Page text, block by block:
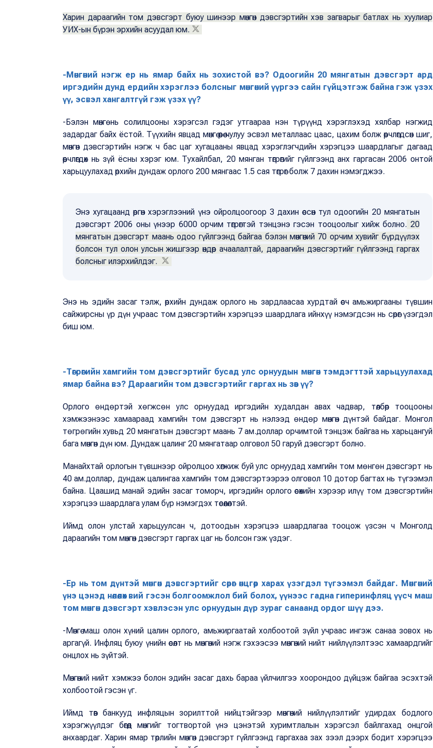
Харин дараагийн том дэвсгэрт буюу шинээр мөнгөн дэвсгэртийн хэв загварыг батлах нь хуулиар
УИХ-ын бүрэн эрхийн асуудал юм.
-Мөнгөний нэгж ер нь ямар байх нь зохистой вэ? Одоогийн 20 мянгатын дэвсгэрт ард
иргэдийн дунд ердийн хэрэглээ болсныг мөнгөний үүргээ сайн гүйцэтгэж байна гэж үзэх
үү, эсвэл хангалтгүй гэж үзэх үү?
-Бэлэн мөнгө нь солилцооны хэрэгсэл гэдэг утгаараа нэн түрүүнд хэрэглэхэд хялбар нэгжид
задардаг байх ёстой. Түүхийн явцад мөнгө өөрөө чулуу эсвэл металлаас цаас, цахим болж өөрчлөгдсөн шиг,
мөнгөн дэвсгэртийн нэгж ч бас цаг хугацааны явцад хэрэглэгчдийн хэрэгцээ шаардлагыг дагаад
өөрчлөгдөх нь зүй ёсны хэрэг юм. Тухайлбал, 20 мянган төгрөгийг гүйлгээнд анх гаргасан 2006 онтой
харьцуулахад өрхийн дундаж орлого 200 мянгаас 1.5 сая төгрөг болж 7 дахин нэмэгджээ.
Энэ хугацаанд өргөн хэрэглээний үнэ ойролцоогоор 3 дахин өссөн тул одоогийн 20 мянгатын
дэвсгэрт 2006 оны үнээр 6000 орчим төгрөгтэй тэнцэнэ гэсэн тооцоолыг хийж болно. 20
мянгатын дэвсгэрт маань одоо гүйлгээнд байгаа бэлэн мөнгөний 70 орчим хувийг бүрдүүлэх
болсон тул олон улсын жишгээр өндөр ачаалалтай, дараагийн дэвсгэртийг гүйлгээнд гаргах
болсныг илэрхийлдэг.
Энэ нь эдийн засаг тэлж, өрхийн дундаж орлого нь зардлаасаа хурдтай өсч амьжиргааны түвшин
сайжирсны үр дүн учраас том дэвсгэртийн хэрэгцээ шаардлага ийнхүү нэмэгдсэн нь сөрөг үзэгдэл
биш юм.
-Төгрөгийн хамгийн том дэвсгэртийг бусад улс орнуудын мөнгөн тэмдэгттэй харьцуулахад
ямар байна вэ? Дараагийн том дэвсгэртийг гаргах нь зөв үү?
Орлого ѳндѳртэй хѳгжсѳн улс орнуудад иргэдийн худалдан авах чадвар, төлбөр тооцооны
хэмжээнээс хамаараад хамгийн том дэвсгэрт нь нэлээд ѳндѳр мөнгөн дүнтэй байдаг. Монгол
тѳгрѳгийн хувьд 20 мянгатын дэвсгэрт маань 7 ам.доллар орчимтой тэнцэж байгаа нь харьцангуй
бага мөнгөн дүн юм. Дундаж цалинг 20 мянгатаар олговол 50 гаруй дэвсгэрт болно.
Манайхтай орлогын түвшнээр ойролцоо хөгжиж буй улс орнуудад хамгийн том мѳнгѳн дэвсгэрт нь
40 ам.доллар, дундаж цалингаа хамгийн том дэвсгэртээрээ олговол 10 дотор багтах нь түгээмэл
байна. Цаашид манай эдийн засаг томорч, иргэдийн орлого өсөхийн хэрээр илүү том дэвсгэртийн
хэрэгцээ шаардлага улам бүр нэмэгдэх төсөөлөлтэй.
Иймд олон улстай харьцуулсан ч, дотоодын хэрэгцээ шаардлагаа тооцож үзсэн ч Монголд
дараагийн том мөнгөн дэвсгэрт гаргах цаг нь болсон гэж үздэг.
-Ер нь том дүнтэй мөнгөн дэвсгэртийг сөрөг өнцгөөр харах үзэгдэл түгээмэл байдаг. Мөнгөний
үнэ цэнэд нөлөөлөх вий гэсэн болгоомжлол бий болох, үүнээс гадна гиперинфляц үүсч маш
том мөнгөн дэвсгэрт хэвлэсэн улс орнуудын дүр зураг санаанд ордог шүү дээ.
-Мөнгө маш олон хүний цалин орлого, амьжиргаатай холбоотой зүйл учраас ингэж санаа зовох нь
аргагүй. Инфляц буюу үнийн өсөлт нь мөнгөний нэгж гэхээсээ мөнгөний нийт нийлүүлэлтээс хамаардгийг
онцлох нь зүйтэй.
Мөнгөний нийт хэмжээ болон эдийн засаг дахь бараа үйлчилгээ хоорондоо дүйцэж байгаа эсэхтэй
холбоотой гэсэн үг.
Иймд төв банкууд инфляцын зорилттой нийцтэйгээр мөнгөний нийлүүлэлтийг удирдах бодлого
хэрэгжүүлдэг бөгөөд мөнгийг тогтвортой үнэ цэнэтэй хуримтлалын хэрэгсэл байлгахад онцгой
анхаардаг. Харин ямар төрлийн мөнгөн дэвсгэрт гүйлгээнд гаргахаа зах зээл дээрх бодит хэрэгцээ